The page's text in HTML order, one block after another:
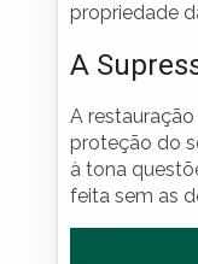
propriedade
A
A
proteção do
à tona
feita sem as